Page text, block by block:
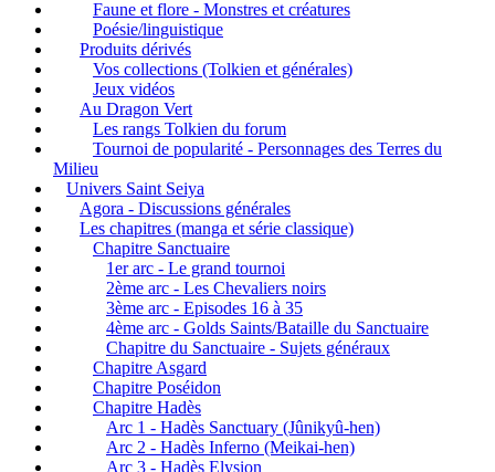
Faune et flore - Monstres et créatures
Poésie/linguistique
Produits dérivés
Vos collections (Tolkien et générales)
Jeux vidéos
Au Dragon Vert
Les rangs Tolkien du forum
Tournoi de popularité - Personnages des Terres du
Milieu
Univers Saint Seiya
Agora - Discussions générales
Les chapitres (manga et série classique)
Chapitre Sanctuaire
1er arc - Le grand tournoi
2ème arc - Les Chevaliers noirs
3ème arc - Episodes 16 à 35
4ème arc - Golds Saints/Bataille du Sanctuaire
Chapitre du Sanctuaire - Sujets généraux
Chapitre Asgard
Chapitre Poséidon
Chapitre Hadès
Arc 1 - Hadès Sanctuary (Jûnikyû-hen)
Arc 2 - Hadès Inferno (Meikai-hen)
Arc 3 - Hadès Elysion